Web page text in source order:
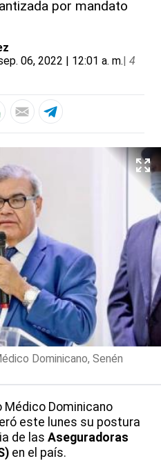
por mandato
06, 2022 | 12:01 a. m.| 4
Dominicano, Senén
Médico Dominicano
este lunes su postura
de las Aseguradoras
en el país.